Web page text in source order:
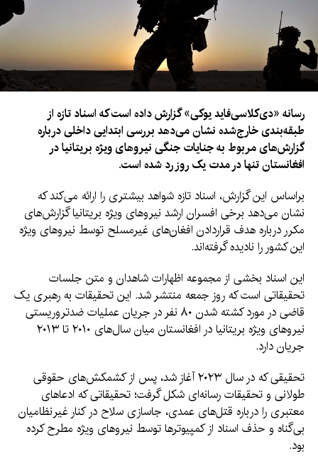
رسانه «دی‌کلاسی‌فاید یو‌کی» گزارش داده است که اسناد تازه از
طبقه‌بندی خارج‌شده نشان می‌دهد بررسی ابتدایی داخلی درباره
گزارش‌های مربوط به جنایات جنگی نیروهای ویژه بریتانیا در
افغانستان تنها در مدت یک روز رد شده است.
براساس این گزارش، اسناد تازه شواهد بیشتری را ارائه می‌کند که
نشان می‌دهد برخی افسران ارشد نیروهای ویژه بریتانیا گزارش‌های
مکرر درباره هدف قراردادن افغان‌های غیرمسلح توسط نیروهای ویژه
این کشور را نادیده گرفته‌اند.
این اسناد بخشی از مجموعه اظهارات شاهدان و متن جلسات
تحقیقاتی است که روز جمعه منتشر شد. این تحقیقات به رهبری یک
قاضی در مورد کشته شدن ۸۰ نفر در جریان عملیات ضدتروریستی
نیروهای ویژه بریتانیا در افغانستان میان سال‌های ۲۰۱۰ تا ۲۰۱۳
جریان دارد.
تحقیقی که در سال ۲۰۲۳ آغاز شد، پس از کشمکش‌های حقوقی
طولانی و تحقیقات رسانه‌ای شکل گرفت؛ تحقیقاتی که ادعاهای
معتبری را درباره قتل‌های عمدی، جاسازی سلاح در کنار غیرنظامیان
بی‌گناه و حذف اسناد از کمپیوترها توسط نیروهای ویژه مطرح کرده
بود.